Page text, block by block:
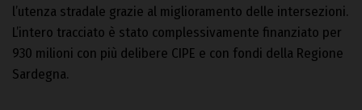
l’utenza stradale grazie al miglioramento delle intersezioni.
L’intero tracciato è stato complessivamente finanziato per
930 milioni con più delibere CIPE e con fondi della Regione
Sardegna.